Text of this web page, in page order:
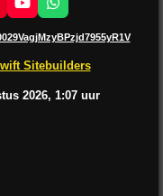
Y
o
u
u
b
e
W
h
a
s
A
p
p
Sitebuilders
2026, 1:07 uur